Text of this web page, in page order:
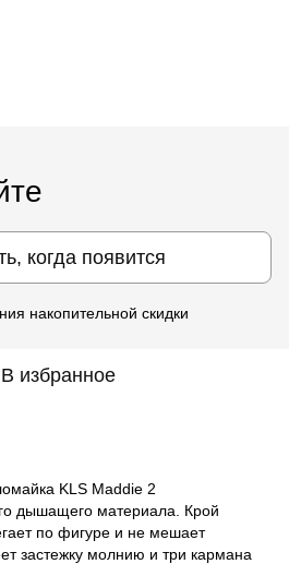
когда появится
накопительной скидки
В избранное
KLS Maddie 2
дышащего материала. Крой
по фигуре и не мешает
застежку молнию и три кармана